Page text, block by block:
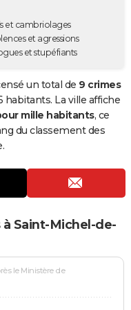
et cambriolages
et agressions
et stupéfiants
un total de 9 crimes
La ville affiche
mille habitants, ce
du classement des
Saint-Michel-de-
le Ministère de